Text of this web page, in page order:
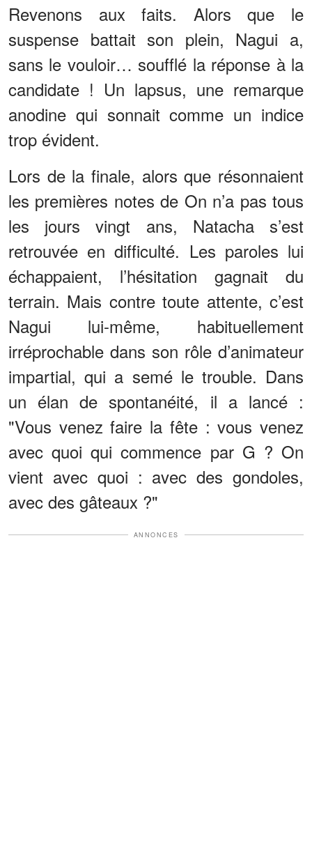
Revenons aux faits. Alors que le
suspense battait son plein, Nagui a,
sans le vouloir… soufflé la réponse à la
candidate ! Un lapsus, une remarque
anodine qui sonnait comme un indice
trop évident.
Lors de la finale, alors que résonnaient
les premières notes de On n’a pas tous
les jours vingt ans, Natacha s’est
retrouvée en difficulté. Les paroles lui
échappaient, l’hésitation gagnait du
terrain. Mais contre toute attente, c’est
Nagui lui-même, habituellement
irréprochable dans son rôle d’animateur
impartial, qui a semé le trouble. Dans
un élan de spontanéité, il a lancé :
"Vous venez faire la fête : vous venez
avec quoi qui commence par G ? On
vient avec quoi : avec des gondoles,
avec des gâteaux ?"
ANNONCES